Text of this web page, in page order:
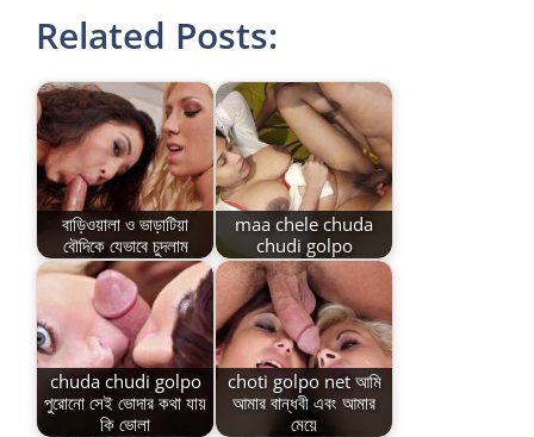
Related Posts:
বাড়িওয়ালা ও ভাড়াটিয়া
বৌদিকে যেভাবে চুদলাম
maa chele chuda
chudi golpo
chuda chudi golpo
পুরোনো সেই ভোদার কথা যায়
কি ভোলা
choti golpo net আমি
আমার বান্ধবী এবং আমার
মেয়ে